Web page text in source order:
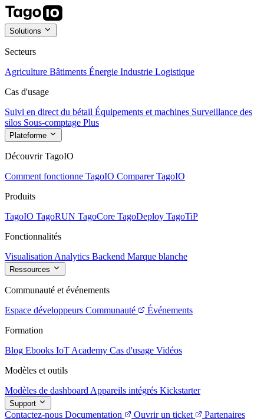
Solutions
Secteurs
Agriculture Bâtiments Énergie Industrie Logistique
Cas d'usage
Suivi en direct du bétail Équipements et machines Surveillance des
silos Sous-comptage Plus
Plateforme
Découvrir TagoIO
Comment fonctionne TagoIO Comparer TagoIO
Produits
TagoIO TagoRUN TagoCore TagoDeploy TagoTiP
Fonctionnalités
Visualisation Analytics Backend Marque blanche
Ressources
Communauté et événements
Espace développeurs Communauté
Événements
Formation
Blog Ebooks IoT Academy Cas d'usage Vidéos
Modèles et outils
Modèles de dashboard Appareils intégrés Kickstarter
Support
Contactez-nous Documentation Ouvrir un ticket
Partenaires